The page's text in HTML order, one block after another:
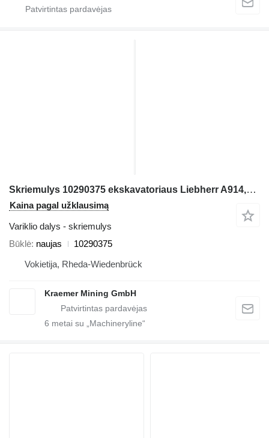
Skriemulys 10290375 ekskavatoriaus Liebherr A914,A924
Kaina pagal užklausimą
Variklio dalys - skriemulys
Būklė naujas
10290375
Vokietija, Rheda-Wiedenbrück
Kraemer Mining GmbH
6 metai su „Machineryline“